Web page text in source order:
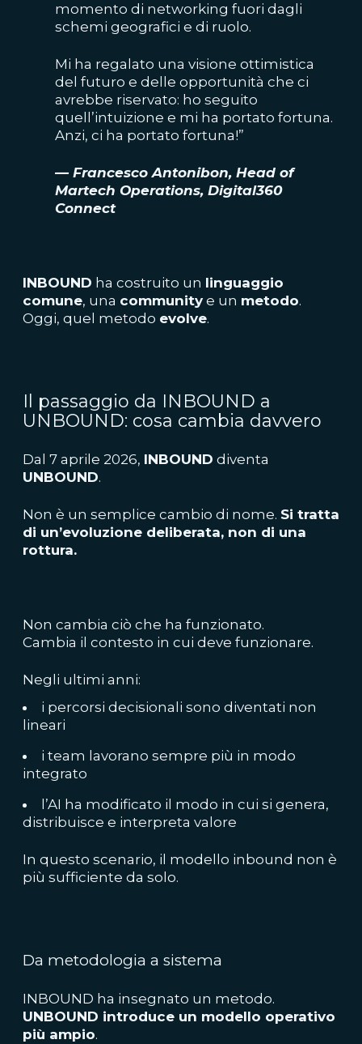
momento di networking fuori dagli
schemi geografici e di ruolo.
Mi ha regalato una visione ottimistica
del futuro e delle opportunità che ci
avrebbe riservato: ho seguito
quell’intuizione e mi ha portato fortuna.
Anzi, ci ha portato fortuna!”
— Francesco Antonibon, Head of
Martech Operations, Digital360
Connect
INBOUND ha costruito un linguaggio
comune, una community e un metodo.
Oggi, quel metodo evolve.
Il passaggio da INBOUND a
UNBOUND: cosa cambia davvero
Dal 7 aprile 2026, INBOUND diventa
UNBOUND.
Non è un semplice cambio di nome. Si tratta
di un’evoluzione deliberata, non di una
rottura.
Non cambia ciò che ha funzionato.
Cambia il contesto in cui deve funzionare.
Negli ultimi anni:
i percorsi decisionali sono diventati non
lineari
i team lavorano sempre più in modo
integrato
l’AI ha modificato il modo in cui si genera,
distribuisce e interpreta valore
In questo scenario, il modello inbound non è
più sufficiente da solo.
Da metodologia a sistema
INBOUND ha insegnato un metodo.
UNBOUND introduce un modello operativo
più ampio.